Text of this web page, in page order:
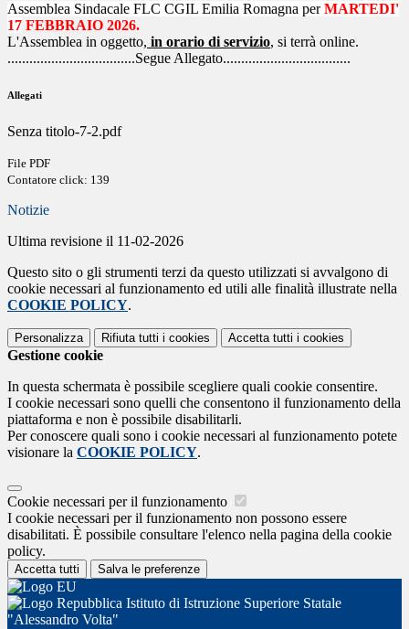
Assemblea Sindacale FLC CGIL Emilia Romagna per MARTEDI'
17 FEBBRAIO 2026.
L'Assemblea in oggetto, in orario di servizio, si terrà online.
...................................Segue Allegato...................................
Allegati
Senza titolo-7-2.pdf
File PDF
Contatore click: 139
Notizie
Ultima revisione il 11-02-2026
Questo sito o gli strumenti terzi da questo utilizzati si avvalgono di
cookie necessari al funzionamento ed utili alle finalità illustrate nella
COOKIE POLICY.
Personalizza Rifiuta tutti i cookies Accetta tutti i cookies
Gestione cookie
In questa schermata è possibile scegliere quali cookie consentire.
I cookie necessari sono quelli che consentono il funzionamento della
piattaforma e non è possibile disabilitarli.
Per conoscere quali sono i cookie necessari al funzionamento potete
visionare la COOKIE POLICY.
Cookie necessari per il funzionamento
I cookie necessari per il funzionamento non possono essere
disabilitati. È possibile consultare l'elenco nella pagina della cookie
policy.
Accetta tutti Salva le preferenze
Istituto di Istruzione Superiore Statale
"Alessandro Volta"